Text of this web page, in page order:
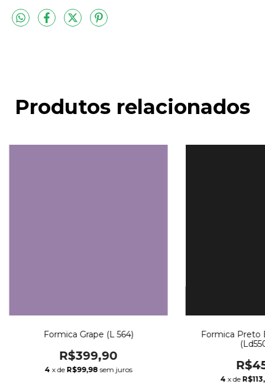
Produtos relacionados
Formica Grape (L 564)
R$399,90
4 x de R$99,98 sem juros
Formica Preto
4 x de